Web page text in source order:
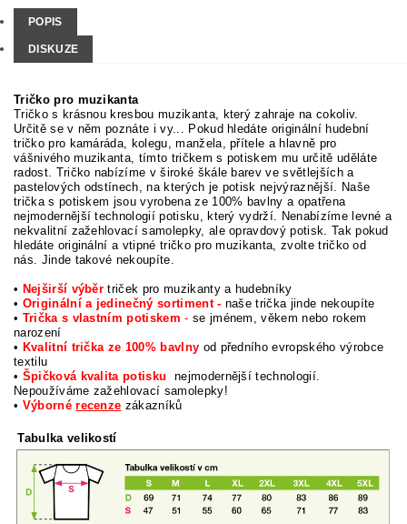
POPIS
DISKUZE
Tričko pro muzikanta
Tričko s krásnou kresbou muzikanta, který zahraje na cokoliv.
Určitě se v něm poznáte i vy... Pokud hledáte originální hudební
tričko pro kamáráda, kolegu, manžela, přítele a hlavně pro
vášnivého muzikanta, tímto tričkem s potiskem mu určitě uděláte
radost. Tričko nabízíme v široké škále barev ve světlejších a
pastelových odstínech, na kterých je potisk nejvýraznější. Naše
trička s potiskem jsou vyrobena ze 100% bavlny a opatřena
nejmodernější technologií potisku, který vydrží. Nenabízíme levné a
nekvalitní zažehlovací samolepky, ale opravdový potisk. Tak pokud
hledáte originální a vtipné tričko pro muzikanta, zvolte tričko od
nás. Jinde takové nekoupíte.
• Nejširší výběr triček pro muzikanty a hudebníky
• Originální a jedinečný sortiment - naše trička jinde nekoupíte
• Trička s vlastním potiskem- se jménem, věkem nebo rokem
narození
• Kvalitní trička ze 100% bavlny od předního evropského výrobce
textilu
• Špičková kvalita potisku
nejmodernější technologií.
Nepoužíváme zažehlovací samolepky!
• Výbornérecenze zákazníků
Tabulka velikostí